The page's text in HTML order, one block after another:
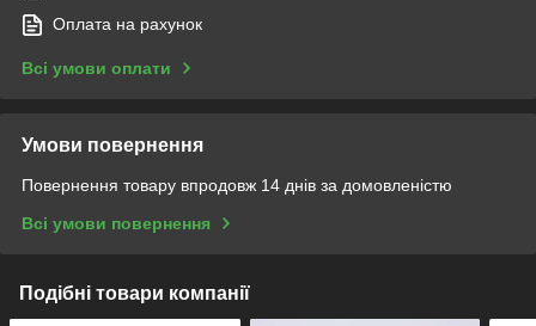
Оплата на рахунок
Всі умови оплати
Умови повернення
Повернення товару впродовж 14 днів за домовленістю
Всі умови повернення
Подібні товари компанії